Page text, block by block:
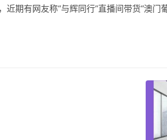
期有网友称“与辉同行”直播间带货“澳门
显示旗下多款产品产地、发货地为珠海，